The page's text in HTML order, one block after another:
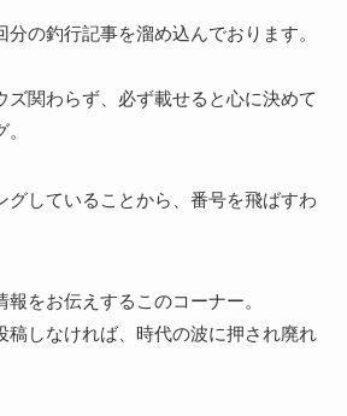
の釣行記事を溜め込んでおります。
ズ関わらず、必ず載せると心に決めて
グしていることから、番号を飛ばすわ
報をお伝えするこのコーナー。
稿しなければ、時代の波に押され廃れ